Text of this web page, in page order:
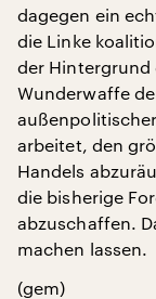
dagegen ein
die Linke
der Hintergrund
Wunderwaffe
arbeitet, den
Handels
die bisherige
abzuschaffen.
machen lassen.
(gem)